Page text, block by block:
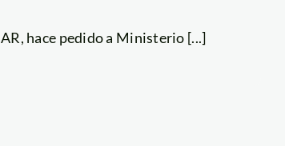
hace pedido a Ministerio [...]